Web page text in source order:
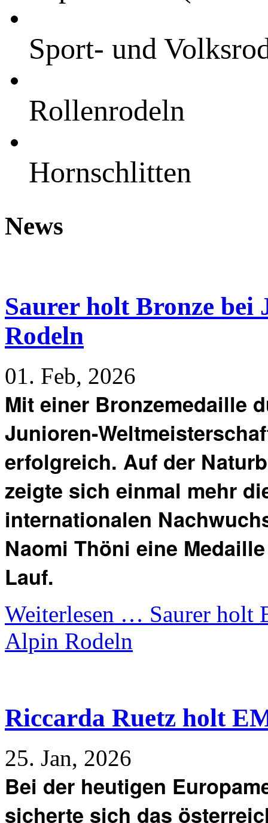
Sport- und
Rollenrodeln
Hornschlitten
News
Saurer holt Bronze
Rodeln
01. Feb, 2026
Mit einer Bronzemedaille
Junioren-
erfolgreich. Auf der
zeigte sich einmal mehr
internationalen
Naomi Thöni eine
Lauf.
Weiterlesen … Saurer holt
Alpin Rodeln
Riccarda Ruetz holt
25. Jan, 2026
Bei der heutigen
sicherte sich das